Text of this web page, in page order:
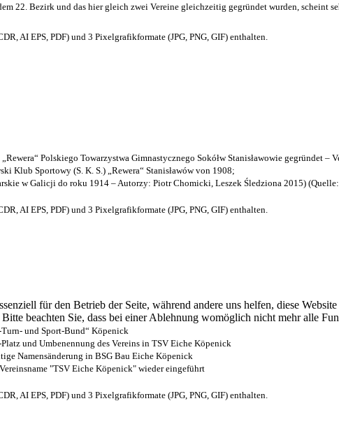
für den Betrieb der Seite, während andere uns helfen, diese
beachten Sie, dass bei einer Ablehnung womöglich nicht mehr alle
22. Bezirk und das hier gleich zwei Vereine gleichzeitig gegründet wurden, scheint
AI EPS, PDF) und 3 Pixelgrafikformate (JPG, PNG, GIF) enthalten.
Polskiego Towarzystwa Gimnastycznego Sokółw Stanisławowie gegründet –
Klub Sportowy (S. K. S.) „Rewera“ Stanisławów von 1908;
w Galicji do roku 1914 – Autorzy: Piotr Chomicki, Leszek Śledziona 2015) (Quelle:
AI EPS, PDF) und 3 Pixelgrafikformate (JPG, PNG, GIF) enthalten.
und Sport-Bund“ Köpenick
und Umbenennung des Vereins in TSV Eiche Köpenick
Namensänderung in BSG Bau Eiche Köpenick
"TSV Eiche Köpenick" wieder eingeführt
AI EPS, PDF) und 3 Pixelgrafikformate (JPG, PNG, GIF) enthalten.